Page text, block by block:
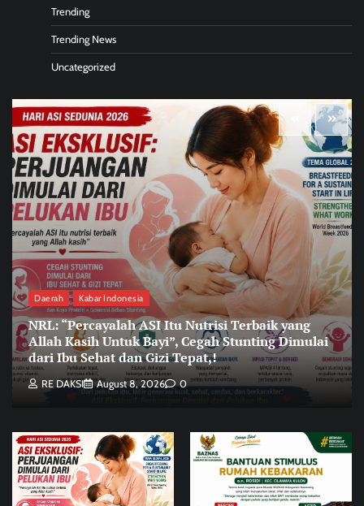
Trending
Trending News
Uncategorized
Daerah Kabar Indonesia
NRL: “Percayalah ASI Itu Nutrisi Terbaik yang
Allah Kasih Untuk Bayi”, Cegah Stunting Dimulai
dari Ibu Sehat dan Gizi Tepat,!
RE DAKSI August 8, 2026 0